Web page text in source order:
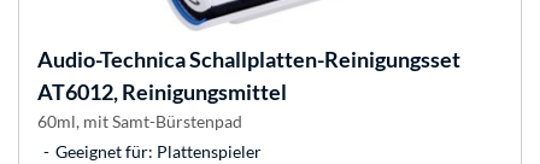
Audio-TechnicaSchallplatten-Reinigungsset
AT6012, Reinigungsmittel
60ml, mit Samt-Bürstenpad
Geeignet für: Plattenspieler